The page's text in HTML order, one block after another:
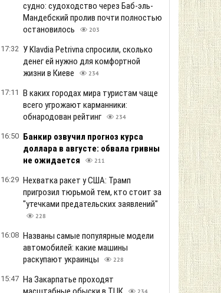
судно: судоходство через Баб-эль-
Мандебский пролив почти полностью
остановилось
203
17:32 У Klavdia Petrivna спросили, сколько
денег ей нужно для комфортной
жизни в Киеве
234
17:11 В каких городах мира туристам чаще
всего угрожают карманники:
обнародован рейтинг
234
16:50 Банкир озвучил прогноз курса
доллара в августе: обвала гривны
не ожидается
211
16:29 Нехватка ракет у США: Трамп
пригрозил тюрьмой тем, кто стоит за
"утечками предательских заявлений"
228
16:08 Названы самые популярные модели
автомобилей: какие машины
раскупают украинцы
228
15:47 На Закарпатье проходят